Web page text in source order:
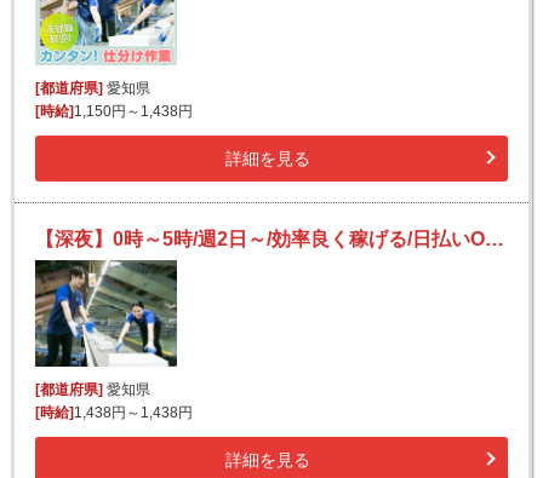
[都道府県] 愛知県
[時給] 1,150円～1,438円
詳細を見る
【深夜】0時～5時/週2日～/効率良く稼げる/日払いOK(規定有)/副業可/フリーター活躍/未経験歓迎
[都道府県]愛知県
[時給]1,438円～1,438円
詳細を見る